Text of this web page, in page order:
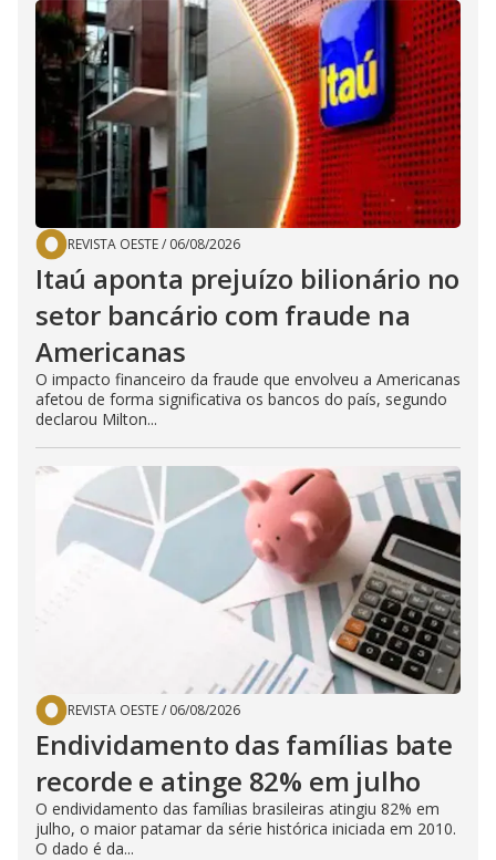
REVISTA OESTE/ 06/08/2026
Itaú aponta prejuízo bilionário no
setor bancário com fraude na
Americanas
O impacto financeiro da fraude que envolveu a Americanas
afetou de forma significativa os bancos do país, segundo
declarou Milton...
REVISTA OESTE/ 06/08/2026
Endividamento das famílias bate
recorde e atinge 82% em julho
O endividamento das famílias brasileiras atingiu 82% em
julho, o maior patamar da série histórica iniciada em 2010.
O dado é da...